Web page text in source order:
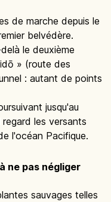
de marche depuis le
belvédère.
le deuxième
» (route des
: autant de points
jusqu'au
les versants
l'océan Pacifique.
ne pas négliger
sauvages telles